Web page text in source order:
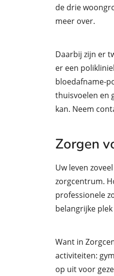
de drie
meer over.
Daarbij zijn er
er een
bloedafname-
thuisvoelen en
kan. Neem
Zorgen
Uw leven
zorgcentrum.
professionele
belangrijke
Want in
activiteiten:
op uit voor